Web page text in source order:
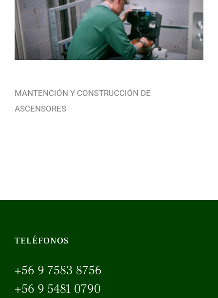
MANTENCIÓN Y CONSTRUCCIÓN DE
ASCENSORES
TELÉFONOS
+56 9 7583 8756
+56 9 5481 0790